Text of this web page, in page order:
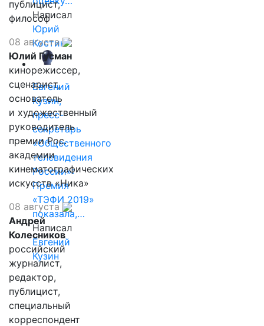
Написал
Юрий
Костин
Евгений
Кузин,
пресс-
секретарь
«Общественного
телевидения
России»:
Премия
«ТЭФИ 2019»
показала,…
Написал
Евгений
Кузин
публицист,
философ
08 августа
Юлий Гусман
кинорежиссер,
сценарист,
основатель
и художественный
руководитель
премии Рос.
академии
кинематографических
искусств «Ника»
08 августа
Андрей
Колесников
российский
журналист,
редактор,
публицист,
специальный
корреспондент